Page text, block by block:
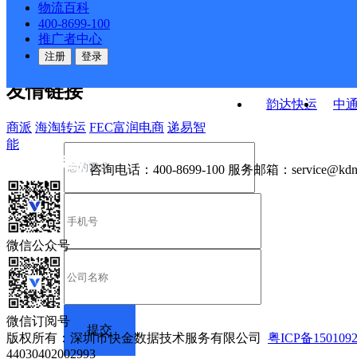
物流百科
400-8699-100
推广者中心
注册 登录
韵达快运
中
公司介绍 企业动态
合作伙伴 快递鸟接口服务协议
户隐私政策
友情链接
商派 海淘转运 FEC富润电商 递易智
能
咨询电话： 400-8699-100 服务邮箱：
微信公众号
微信订阅号
版权所有：深圳市快金数据技术服务有限公司 粤ICP备
44030402002993